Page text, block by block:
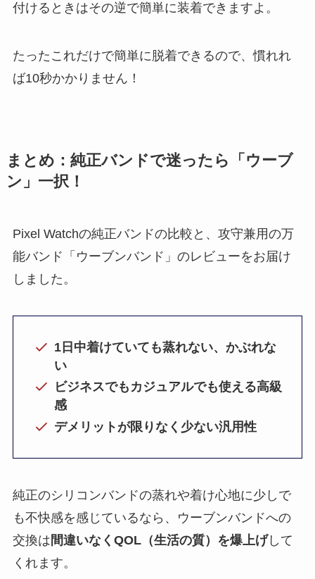
付けるときはその逆で簡単に装着できますよ。
たったこれだけで簡単に脱着できるので、慣れれ
ば10秒かかりません！
まとめ：純正バンドで迷ったら「ウーブ
ン」一択！
Pixel Watchの純正バンドの比較と、攻守兼用の万
能バンド「ウーブンバンド」のレビューをお届け
しました。
1日中着けていても蒸れない、かぶれな
い
ビジネスでもカジュアルでも使える高級
感
デメリットが限りなく少ない汎用性
純正のシリコンバンドの蒸れや着け心地に少しで
も不快感を感じているなら、ウーブンバンドへの
交換は 間違いなくQOL（生活の質）を爆上げして
くれます。